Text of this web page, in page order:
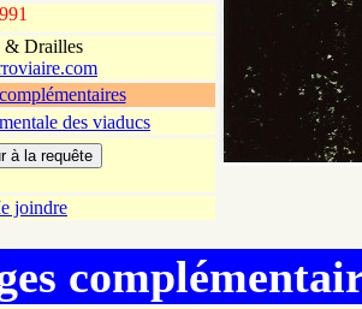
& Drailles
des viaducs
joindre